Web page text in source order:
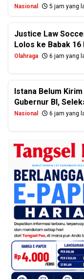
Nasional 5 jam yang
Justice Law
Lolos ke Babak 16
Olahraga 6 jam yang
Istana Belum
Gubernur BI,
Nasional 6 jam yang